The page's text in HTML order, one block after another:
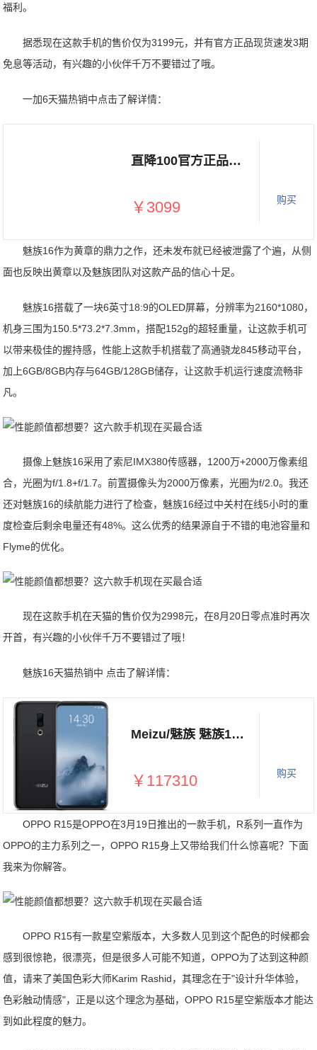
福利。
据悉现在这款手机的售价仅为3199元，并有官方正品现货速发3期
免息等活动，有兴趣的小伙伴千万不要错过了哦。
一加6天猫热销中点击了解详情：
直降100官方正品一加6 OnePlus/一加 A6000 一加6手机现货一加6t 一加六 一加5 1+6限量全网通全新旗舰店官网
￥3099 购买
魅族16作为黄章的鼎力之作，还未发布就已经被泄露了个遍，从侧
面也反映出黄章以及魅族团队对这款产品的信心十足。
魅族16搭载了一块6英寸18:9的OLED屏幕，分辨率为2160*1080，
机身三围为150.5*73.2*7.3mm，搭配152g的超轻重量，让这款手机可
以带来极佳的握持感，性能上这款手机搭载了高通骁龙845移动平台，
加上6GB/8GB内存与64GB/128GB储存，让这款手机运行速度流畅非
凡。
摄像上魅族16采用了索尼IMX380传感器，1200万+2000万像素组
合，光圈为f/1.8+f/1.7。前置摄像头为2000万像素，光圈为f/2.0。我还
还对魅族16的续航能力进行了检查，魅族16经过中关村在线5小时的重
度检查后剩余电量还有48%。这么优秀的结果源自于不错的电池容量和
Flyme的优化。
现在这款手机在天猫的售价仅为2998元，在8月20日零点准时再次
开首，有兴趣的小伙伴千万不要错过了哦！
魅族16天猫热销中 点击了解详情：
Meizu/魅族 魅族16th旗舰新品骁龙845 超窄边框全面屏 屏下指纹解锁 四轴光学防抖双摄拍照手机
￥117310 购买
OPPO R15是OPPO在3月19日推出的一款手机，R系列一直作为
OPPO的主力系列之一，OPPO R15身上又带给我们什么惊喜呢？下面
我来为你解答。
OPPO R15有一款星空紫版本，大多数人见到这个配色的时候都会
感到很惊艳，很漂亮，但是很多人可能不知道，OPPO为了达到这种颜
值，请来了美国色彩大师Karim Rashid，其理念在于"设计升华体验，
色彩触动情感"，正是以这个理念为基础，OPPO R15星空紫版本才能达
到如此程度的魅力。